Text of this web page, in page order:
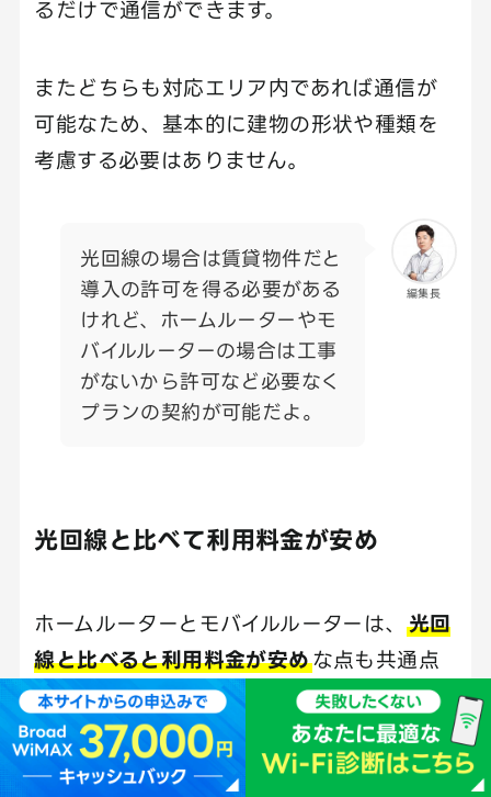
るだけで通信ができます。
またどちらも対応エリア内であれば通信が
可能なため、基本的に建物の形状や種類を
考慮する必要はありません。
編集長
光回線の場合は賃貸物件だと
導入の許可を得る必要がある
けれど、ホームルーターやモ
バイルルーターの場合は工事
がないから許可など必要なく
プランの契約が可能だよ。
光回線と比べて利用料金が安め
ホームルーターとモバイルルーターは、 光回
線と比べると利用料金が安めな点も共通点
です。
インターネット回線の料金比較